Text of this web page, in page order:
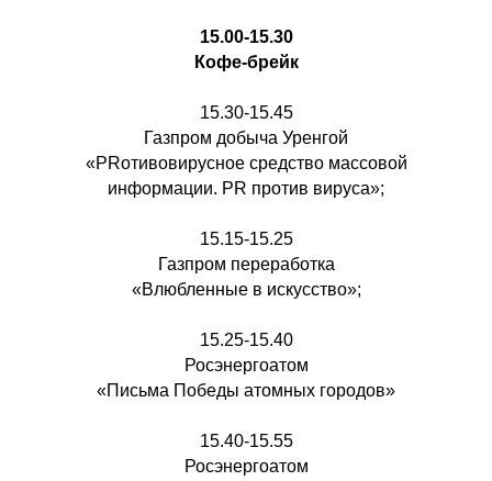
15.00-15.30
Кофе-брейк
15.30-15.45
Газпром добыча Уренгой
«PRотивовирусное средство массовой
информации. PR против вируса»;
15.15-15.25
Газпром переработка
«Влюбленные в искусство»;
15.25-15.40
Росэнергоатом
«Письма Победы атомных городов»
15.40-15.55
Росэнергоатом